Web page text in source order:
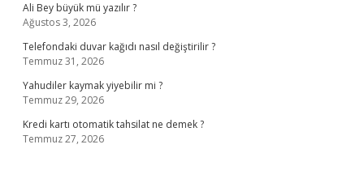
Ali Bey büyük mü yazılır ?
Ağustos 3, 2026
Telefondaki duvar kağıdı nasıl değiştirilir ?
Temmuz 31, 2026
Yahudiler kaymak yiyebilir mi ?
Temmuz 29, 2026
Kredi kartı otomatik tahsilat ne demek ?
Temmuz 27, 2026